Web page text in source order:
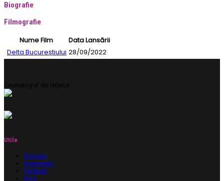
Biografie
Filmografie
Nume Film
Data Lansării
Delta Bucureștiului 28/09/2022
Cinematograf din rețeaua
Utile
Program
Evenimente
Parteneri
Blog